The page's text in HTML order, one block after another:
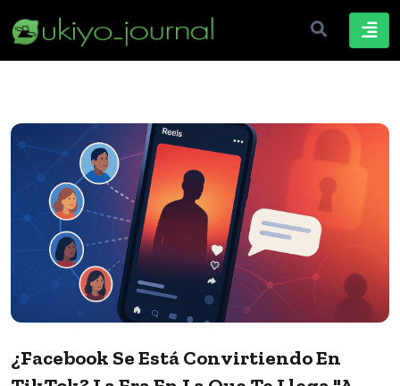
¿Facebook Se Está Convirtiendo En